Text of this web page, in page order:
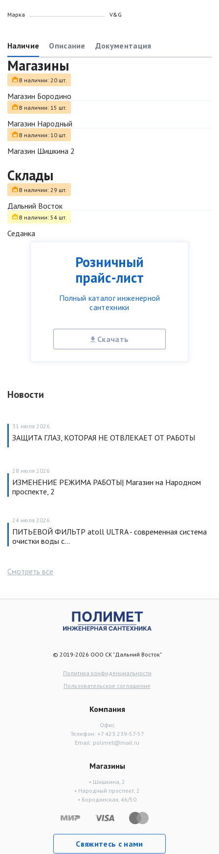
Розничный
прайс-лист
Полный каталог инженерной
сантехники
Скачать
Новости
31 июля 2026
ЗАЩИТА ГЛАЗ, КОТОРАЯ НЕ ОТВЛЕКАЕТ ОТ РАБОТЫ
28 июля 2026
ИЗМЕНЕНИЕ РЕЖИМА РАБОТЫ| Магазин на Народном
проспекте, 2
24 июля 2026
ПИТЬЕВОЙ ФИЛЬТР atoll ULTRA - современная система
очистки воды с…
Смотреть все
Марка V&G
Наличие Описание Документация
Магазины
В наличии: 20 шт.
Магазин Бородино
В наличии: 15 шт.
Магазин Народный
В наличии: 10 шт.
Магазин Шишкина 2
Склады
В наличии: 29 шт.
Дальний Восток
В наличии: 54 шт.
Седанка
© 2019-2026 ООО СК "Дальний Восток"
Политика конфиденциальности
Пользовательское соглашение
Компания
Офис
Телефон: +7 423 239-57-57
Email: polimet@mail.ru
Магазины
• Шишкина, 2
• Народный проспект, 2
• Бородинская, 46/50
Свяжитесь с нами